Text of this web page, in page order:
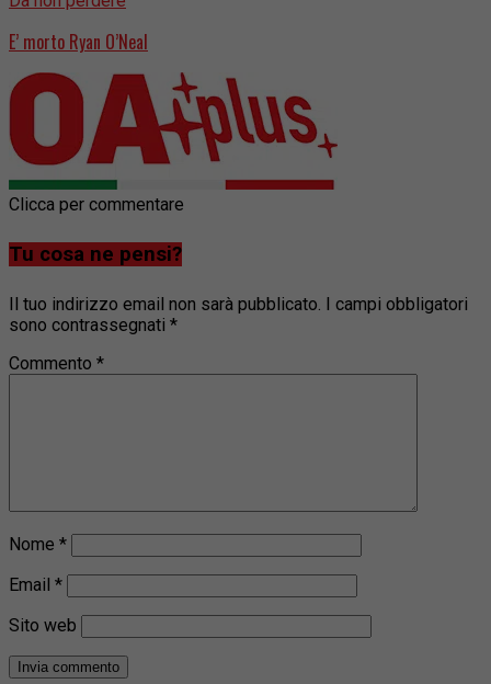
E’ morto Ryan O’Neal
Clicca per commentare
Tu cosa ne pensi?
Il tuo indirizzo email non sarà pubblicato. I campi obbligatori
sono contrassegnati *
Commento *
Nome *
Email *
Sito web